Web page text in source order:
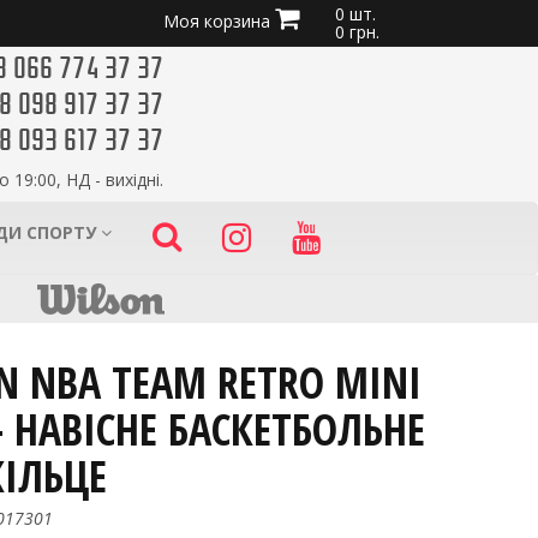
Моя корзина 0 шт.
0 грн.
066 774 37 37
098 917 37 37
093 617 37 37
НД - вихідні.
СПОРТУ
NBA TEAM RETRO MINI
НАВІСНЕ БАСКЕТБОЛЬНЕ